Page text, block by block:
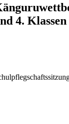
4. Klassen